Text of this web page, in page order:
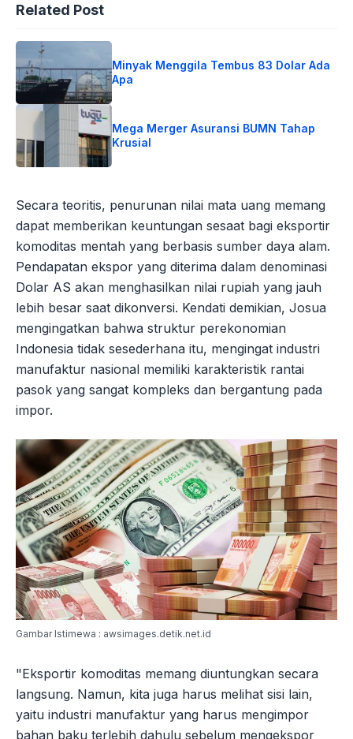
Related Post
Minyak Menggila Tembus 83 Dolar Ada
Apa
Mega Merger Asuransi BUMN Tahap
Krusial
Secara teoritis, penurunan nilai mata uang memang
dapat memberikan keuntungan sesaat bagi eksportir
komoditas mentah yang berbasis sumber daya alam.
Pendapatan ekspor yang diterima dalam denominasi
Dolar AS akan menghasilkan nilai rupiah yang jauh
lebih besar saat dikonversi. Kendati demikian, Josua
mengingatkan bahwa struktur perekonomian
Indonesia tidak sesederhana itu, mengingat industri
manufaktur nasional memiliki karakteristik rantai
pasok yang sangat kompleks dan bergantung pada
impor.
Gambar Istimewa : awsimages.detik.net.id
"Eksportir komoditas memang diuntungkan secara
langsung. Namun, kita juga harus melihat sisi lain,
yaitu industri manufaktur yang harus mengimpor
bahan baku terlebih dahulu sebelum mengekspor